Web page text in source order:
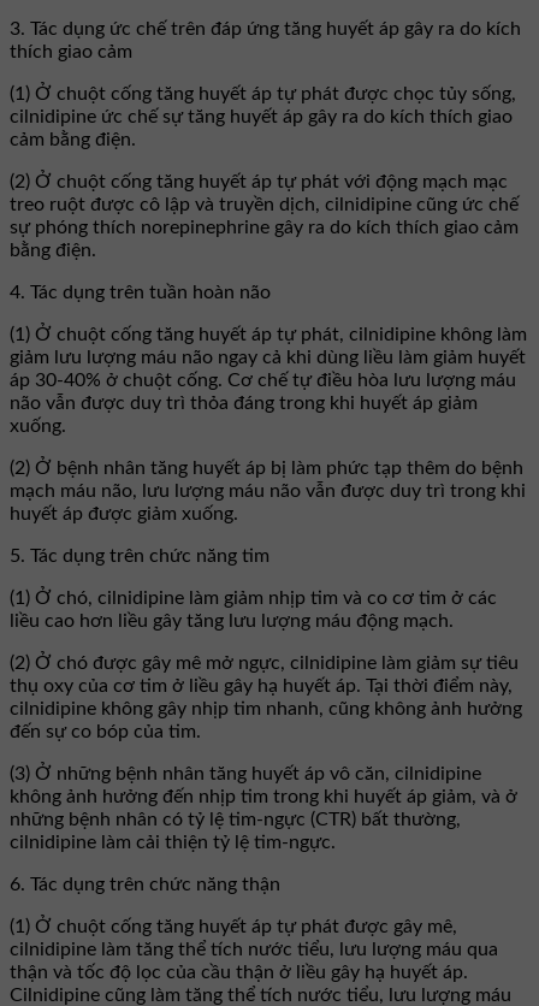
3. Tác dụng ức chế trên đáp ứng tăng huyết áp gây ra do kích
thích giao cảm
(1) Ở chuột cống tăng huyết áp tự phát được chọc tủy sống,
cilnidipine ức chế sự tăng huyết áp gây ra do kích thích giao
cảm bằng điện.
(2) Ở chuột cống tăng huyết áp tự phát với động mạch mạc
treo ruột được cô lập và truyền dịch, cilnidipine cũng ức chế
sự phóng thích norepinephrine gây ra do kích thích giao cảm
bằng điện.
4. Tác dụng trên tuần hoàn não
(1) Ở chuột cống tăng huyết áp tự phát, cilnidipine không làm
giảm lưu lượng máu não ngay cả khi dùng liều làm giảm huyết
áp 30-40% ở chuột cống. Cơ chế tự điều hòa lưu lượng máu
não vẫn được duy trì thỏa đáng trong khi huyết áp giảm
xuống.
(2) Ở bệnh nhân tăng huyết áp bị làm phức tạp thêm do bệnh
mạch máu não, lưu lượng máu não vẫn được duy trì trong khi
huyết áp được giảm xuống.
5. Tác dụng trên chức năng tim
(1) Ở chó, cilnidipine làm giảm nhịp tim và co cơ tim ở các
liều cao hơn liều gây tăng lưu lượng máu động mạch.
(2) Ở chó được gây mê mở ngực, cilnidipine làm giảm sự tiêu
thụ oxy của cơ tim ở liều gây hạ huyết áp. Tại thời điểm này,
cilnidipine không gây nhịp tim nhanh, cũng không ảnh hưởng
đến sự co bóp của tim.
(3) Ở những bệnh nhân tăng huyết áp vô căn, cilnidipine
không ảnh hưởng đến nhịp tim trong khi huyết áp giảm, và ở
những bệnh nhân có tỷ lệ tim-ngực (CTR) bất thường,
cilnidipine làm cải thiện tỷ lệ tim-ngực.
6. Tác dụng trên chức năng thận
(1) Ở chuột cống tăng huyết áp tự phát được gây mê,
cilnidipine làm tăng thể tích nước tiểu, lưu lượng máu qua
thận và tốc độ lọc của cầu thận ở liều gây hạ huyết áp.
Cilnidipine cũng làm tăng thể tích nước tiểu, lưu lượng máu